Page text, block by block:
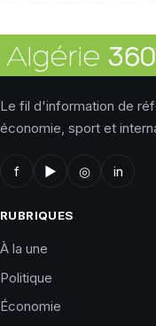
Le fil d'information de
économie, sport et
f ▶ ◎ in
RUBRIQUES
À la une
Politique
Économie